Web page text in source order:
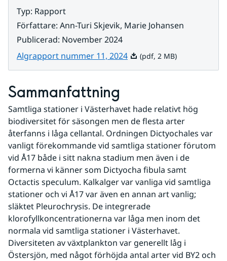
Typ: Rapport
Författare: Ann-Turi Skjevik, Marie Johansen
Publicerad: November 2024
Algrapport nummer 11, 2024Pdf, 2 MB.
(pdf, 2 MB)
Sammanfattning
Samtliga stationer i Västerhavet hade relativt hög
biodiversitet för säsongen men de flesta arter
återfanns i låga cellantal. Ordningen Dictyochales var
vanligt förekommande vid samtliga stationer förutom
vid Å17 både i sitt nakna stadium men även i de
formerna vi känner som Dictyocha fibula samt
Octactis speculum. Kalkalger var vanliga vid samtliga
stationer och vi Å17 var även en annan art vanlig;
släktet Pleurochrysis. De integrerade
klorofyllkoncentrationerna var låga men inom det
normala vid samtliga stationer i Västerhavet.
Diversiteten av växtplankton var generellt låg i
Östersjön, med något förhöjda antal arter vid BY2 och